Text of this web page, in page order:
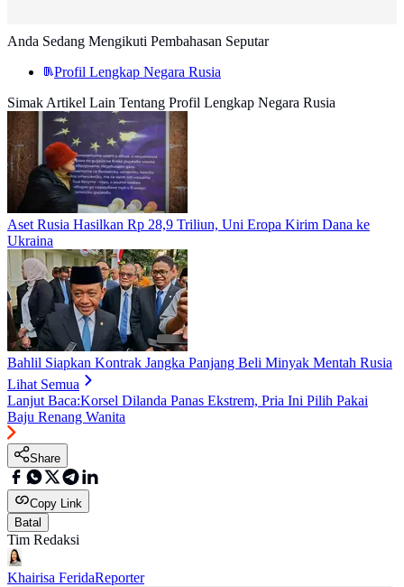
Anda Sedang Mengikuti Pembahasan Seputar
Profil Lengkap Negara Rusia
Simak Artikel Lain Tentang Profil Lengkap Negara Rusia
Aset Rusia Hasilkan Rp 28,9 Triliun, Uni Eropa Kirim Dana ke
Ukraina
Bahlil Siapkan Kontrak Jangka Panjang Beli Minyak Mentah Rusia
Lihat Semua
Lanjut Baca:Korsel Dilanda Panas Ekstrem, Pria Ini Pilih Pakai
Baju Renang Wanita
Share
Copy Link
Batal
Tim Redaksi
Khairisa FeridaReporter